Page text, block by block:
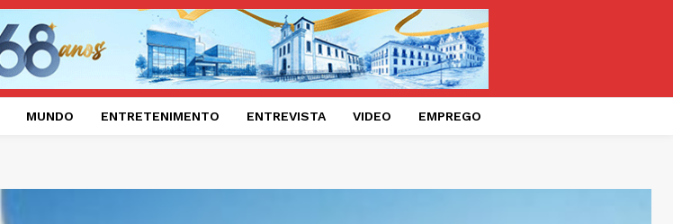
MUNDO ENTRETENIMENTO ENTREVISTA VIDEO EMPREGO